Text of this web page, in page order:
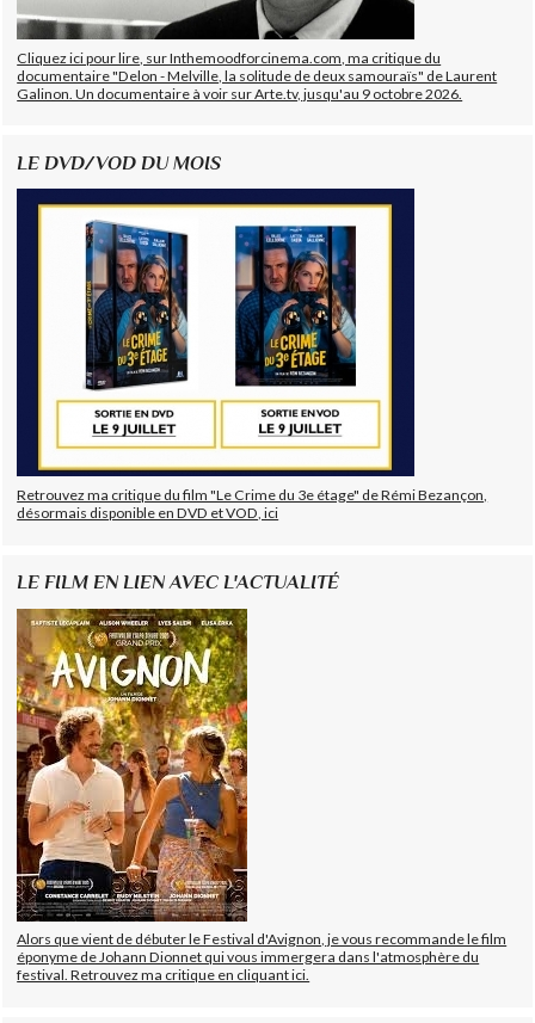
Cliquez ici pour lire, sur Inthemoodforcinema.com, ma critique du
documentaire "Delon - Melville, la solitude de deux samouraïs" de Laurent
Galinon. Un documentaire à voir sur Arte.tv, jusqu'au 9 octobre 2026.
LE DVD/VOD DU MOIS
Retrouvez ma critique du film "Le Crime du 3e étage" de Rémi Bezançon,
désormais disponible en DVD et VOD, ici
LE FILM EN LIEN AVEC L'ACTUALITÉ
Alors que vient de débuter le Festival d'Avignon, je vous recommande le film
éponyme de Johann Dionnet qui vous immergera dans l'atmosphère du
festival. Retrouvez ma critique en cliquant ici.